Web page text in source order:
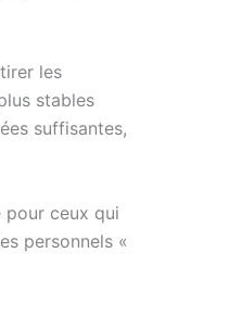
les
stables
suffisantes,
pour ceux qui
personnels «